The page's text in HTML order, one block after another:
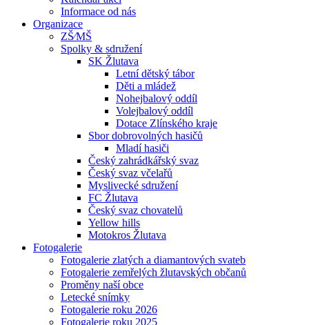
Informace od nás
Organizace
ZŠ⁄MŠ
Spolky & sdružení
SK Žlutava
Letní dětský tábor
Děti a mládež
Nohejbalový oddíl
Volejbalový oddíl
Dotace Zlínského kraje
Sbor dobrovolných hasičů
Mladí hasiči
Český zahrádkářský svaz
Český svaz včelařů
Myslivecké sdružení
FC Žlutava
Český svaz chovatelů
Yellow hills
Motokros Žlutava
Fotogalerie
Fotogalerie zlatých a diamantových svateb
Fotogalerie zemřelých žlutavských občanů
Proměny naší obce
Letecké snímky
Fotogalerie roku 2026
Fotogalerie roku 2025